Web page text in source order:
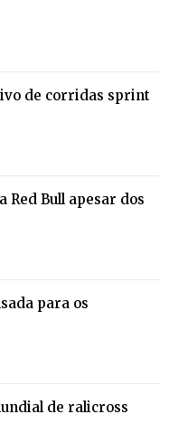
de corridas sprint
Red Bull apesar dos
para os
de ralicross